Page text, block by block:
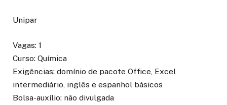
Unipar
Vagas: 1
Curso: Química
Exigências: domínio de pacote Office, Excel
intermediário, inglês e espanhol básicos
Bolsa-auxílio: não divulgada